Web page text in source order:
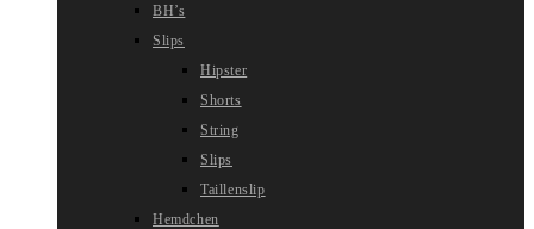
BH’s
Slips
Hipster
Shorts
String
Slips
Taillenslip
Hemdchen